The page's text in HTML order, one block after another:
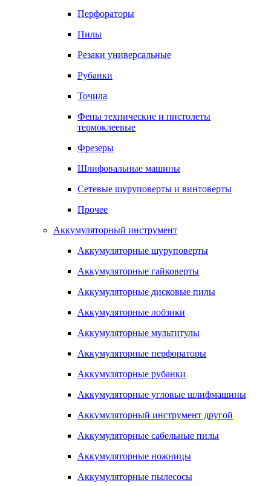
Перфораторы
Пилы
Резаки универсальные
Рубанки
Точила
Фены технические и пистолеты
термоклеевые
Фрезеры
Шлифовальные машины
Сетевые шуруповерты и винтоверты
Прочее
Аккумуляторный инструмент
Аккумуляторные шуруповерты
Аккумуляторные гайковерты
Аккумуляторные дисковые пилы
Аккумуляторные лобзики
Аккумуляторные мультитулы
Аккумуляторные перфораторы
Аккумуляторные рубанки
Аккумуляторные угловые шлифмашины
Аккумуляторный инструмент другой
Аккумуляторные сабельные пилы
Аккумуляторные ножницы
Аккумуляторные пылесосы